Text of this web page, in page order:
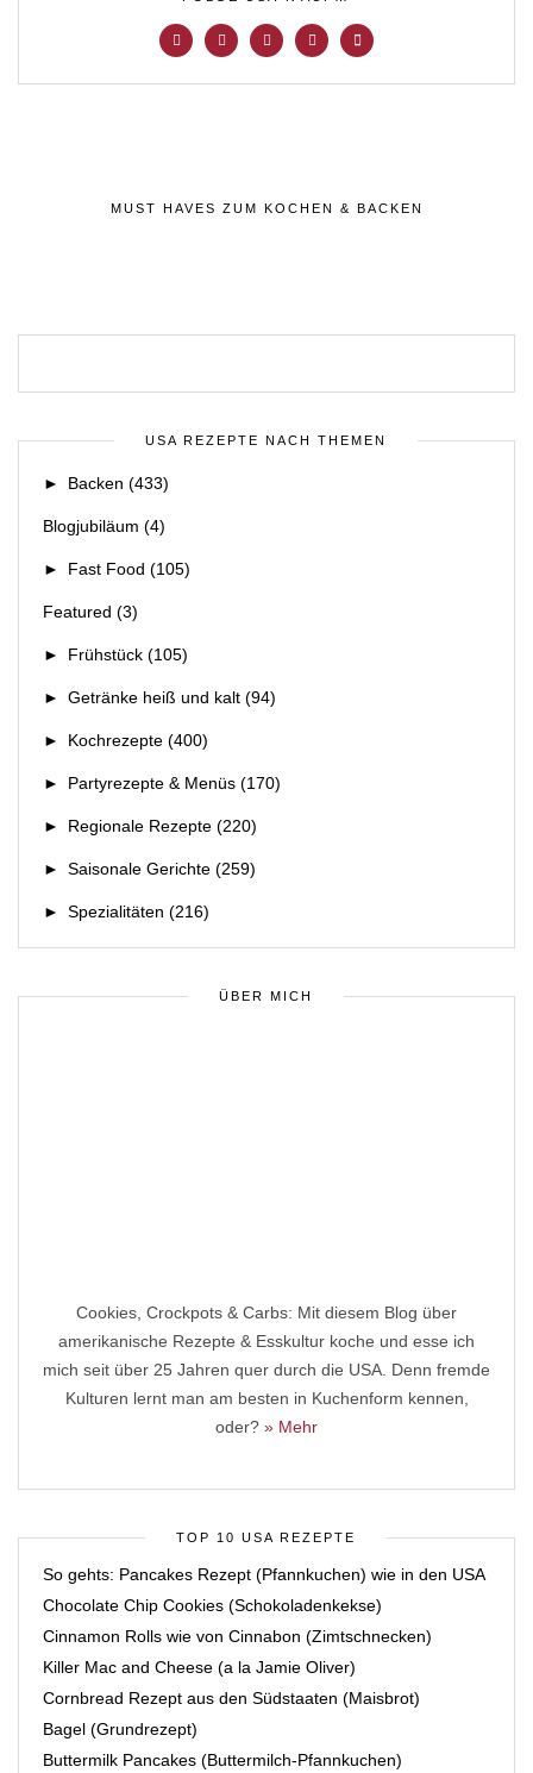
MUST HAVES ZUM KOCHEN & BACKEN
USA REZEPTE NACH THEMEN
► Backen (433)
Blogjubiläum (4)
► Fast Food (105)
Featured (3)
► Frühstück (105)
► Getränke heiß und kalt (94)
► Kochrezepte (400)
► Partyrezepte & Menüs (170)
► Regionale Rezepte (220)
► Saisonale Gerichte (259)
► Spezialitäten (216)
ÜBER MICH
Cookies, Crockpots & Carbs: Mit diesem Blog über
amerikanische Rezepte & Esskultur koche und esse ich
mich seit über 25 Jahren quer durch die USA. Denn fremde
Kulturen lernt man am besten in Kuchenform kennen,
oder? » Mehr
TOP 10 USA REZEPTE
So gehts: Pancakes Rezept (Pfannkuchen) wie in den USA
Chocolate Chip Cookies (Schokoladenkekse)
Cinnamon Rolls wie von Cinnabon (Zimtschnecken)
Killer Mac and Cheese (a la Jamie Oliver)
Cornbread Rezept aus den Südstaaten (Maisbrot)
Bagel (Grundrezept)
Buttermilk Pancakes (Buttermilch-Pfannkuchen)